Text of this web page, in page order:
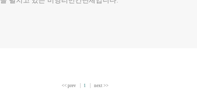
<< prev 1 next >>